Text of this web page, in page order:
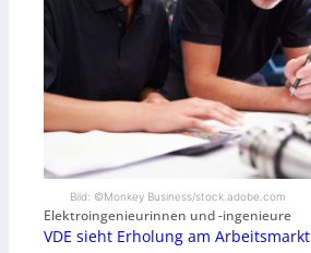
Bild: ©Monkey Business/stock.adobe.com
Elektroingenieurinnen und -ingenieure
VDE sieht Erholung am Arbeitsmarkt